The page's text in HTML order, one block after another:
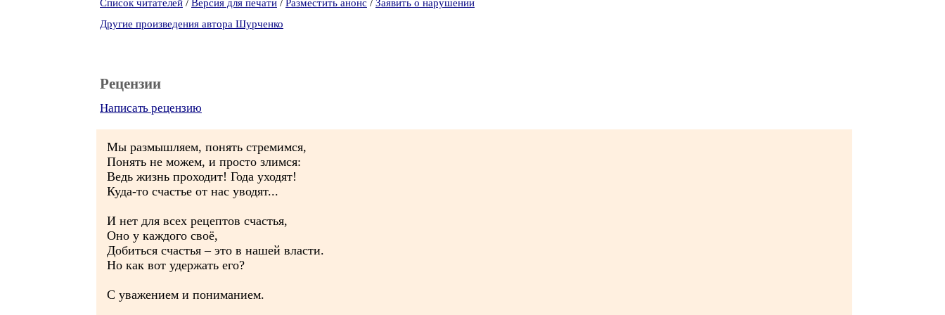
Список читателей / Версия для печати / Разместить анонс / Заявить о нарушении
Другие произведения автора Шурченко
Рецензии
Написать рецензию
Мы размышляем, понять стремимся,
Понять не можем, и просто злимся:
Ведь жизнь проходит! Года уходят!
Куда-то счастье от нас уводят...
И нет для всех рецептов счастья,
Оно у каждого своё,
Добиться счастья – это в нашей власти.
Но как вот удержать его?
С уважением и пониманием.